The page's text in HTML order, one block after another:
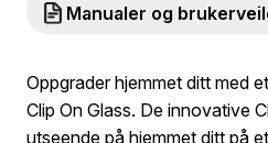
Manualer og
Oppgrader hjemmet ditt med
Clip On Glass. De innovative
utseende på hjemmet ditt på